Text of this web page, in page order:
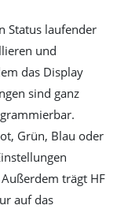
Status laufender
und
das Display
sind ganz
Grün, Blau oder
trägt HF
auf das